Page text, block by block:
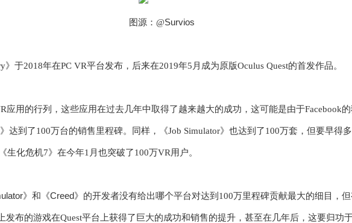
图源： @Survios
》 于2018年在PC VR平台发布，后来在2019年5 月成为原版Oculus Quest的首发作品。
应用的行列，这些应用在过去几年中取得了越来越大的成功，这可能是由于Facebook
》 达到了100万台的销售里程碑。同样，《Job Simulator》也达到了100万套，但要早得
生化危机7》在今年1 月也突破了100万VR用户。
》 和 《Creed》 的开发者没有给出哪个平台对达到 100万里程碑贡献最大的细目，
上发布的游戏在Quest平台上获得了巨大的成功和销售的提升，甚至在几年后，这要归功